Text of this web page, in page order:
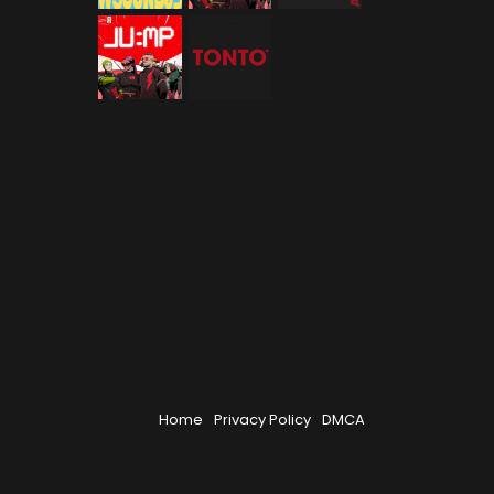
Home Privacy Policy DMCA